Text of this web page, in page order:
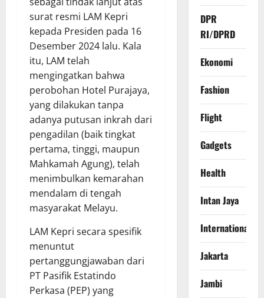
surat resmi LAM Kepri
kepada Presiden pada 16
Desember 2024 lalu. Kala
itu, LAM telah
mengingatkan bahwa
perobohan Hotel Purajaya,
yang dilakukan tanpa
adanya putusan inkrah dari
pengadilan (baik tingkat
pertama, tinggi, maupun
Mahkamah Agung), telah
menimbulkan kemarahan
mendalam di tengah
masyarakat Melayu.
LAM Kepri secara spesifik
menuntut
pertanggungjawaban dari
PT Pasifik Estatindo
Perkasa (PEP) yang
DPR
RI/DPRD
Ekonomi
Fashion
Flight
Gadgets
Health
Intan Jaya
International
Jakarta
Jambi